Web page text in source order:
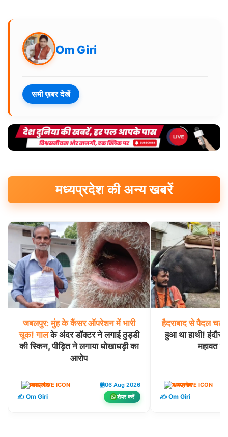
Om Giri
सभी ख़बर देखें
मध्यप्रदेश की अन्य खबरें
जबलपुर: मुंह के कैंसर ऑपरेशन में भारी
चूक! गालके अंदर डॉक्टर ने लगाई ठुड्डी
की स्किन, पीड़ित ने लगाया धोखाधड़ी का
आरोप
मध्यप्रदेश 06 Aug 2026
✍️ Om Giri शेयर करें
हैदराबाद से पैदल
हुआ था हाथी! इंदौर
महावत
मध्यप्रदेश
✍️ Om Giri